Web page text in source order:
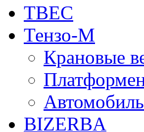
ТВЕС
Тензо-М
Крановые
BIZERBA